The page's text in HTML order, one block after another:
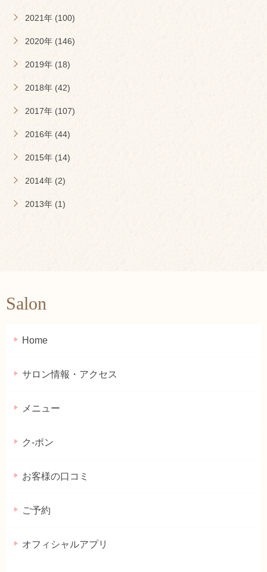
2021年 (100)
2020年 (146)
2019年 (18)
2018年 (42)
2017年 (107)
2016年 (44)
2015年 (14)
2014年 (2)
2013年 (1)
Salon
Home
サロン情報・アクセス
メニュー
ク-ポン
お客様の口コミ
ご予約
オフィシャルアプリ